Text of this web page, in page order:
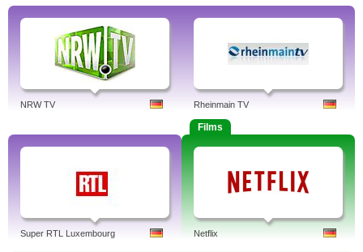
NRW TV Rheinmain TV
Super RTL Luxembourg
Films
Netflix